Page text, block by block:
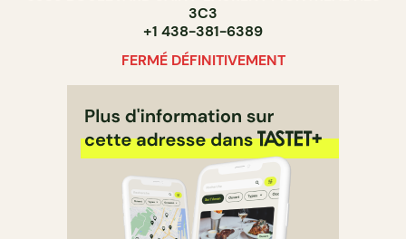
3C3
+1 438-381-6389
FERMÉ DÉFINITIVEMENT